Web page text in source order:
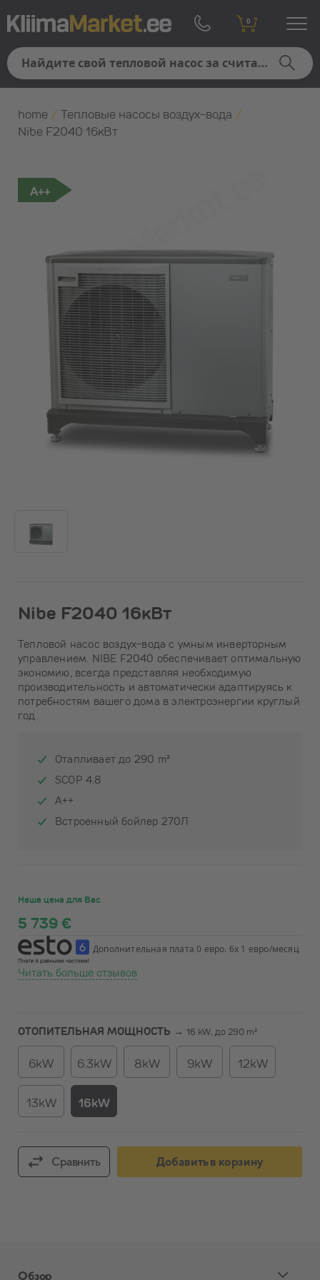
0
home / Тепловые насосы воздух-вода /
Nibe F2040 16кВт
A++
Nibe F2040 16кВт
Тепловой насос воздух-вода с умным инверторным
управлением. NIBE F2040 обеспечивает оптимальную
экономию, всегда представляя необходимую
производительность и автоматически адаптируясь к
потребностям вашего дома в электроэнергии круглый
год.
Отапливает до 290 m²
SCOP 4.8
A++
Встроенный бойлер 270Л
Наша цена для Вас
5 739 €
Дополнительная плата 0 евро. 6x 1 евро/месяц
Читать больше отзывов
ОТОПИТЕЛЬНАЯ МОЩНОСТЬ → 16 kW, до 290 m²
6kW 6.3kW 8kW 9kW 12kW
13kW 16kW
Сравнить Добавить в корзину
Обзор